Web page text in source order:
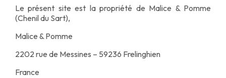
Le présent site est la propriété de Malice & Pomme
(Chenil du Sart),
Malice & Pomme
2202 rue de Messines – 59236 Frelinghien
France